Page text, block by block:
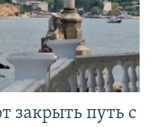
закрыть путь с